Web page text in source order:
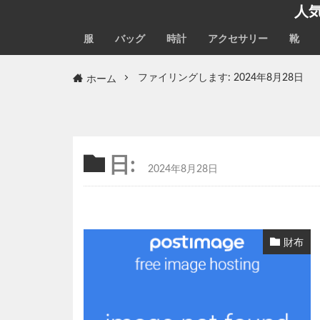
人
服 バッグ 時計 アクセサリー 靴
ホーム ファイリングします: 2024年8月28日
日: 2024年8月28日
財布